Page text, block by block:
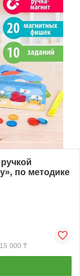
по методике
000 ₸